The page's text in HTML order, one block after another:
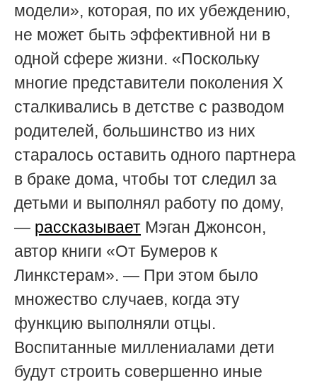
модели», которая, по их убеждению,
не может быть эффективной ни в
одной сфере жизни. «Поскольку
многие представители поколения Х
сталкивались в детстве с разводом
родителей, большинство из них
старалось оставить одного партнера
в браке дома, чтобы тот следил за
детьми и выполнял работу по дому,
— рассказывает Мэган Джонсон,
автор книги «От Бумеров к
Линкстерам». — При этом было
множество случаев, когда эту
функцию выполняли отцы.
Воспитанные миллениалами дети
будут строить совершенно иные